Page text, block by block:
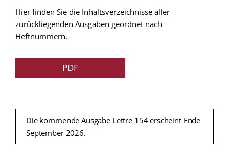
Hier finden Sie die Inhaltsverzeichnisse aller
zurückliegenden Ausgaben geordnet nach
Heftnummern.
PDF
Die kommende Ausgabe Lettre 154 erscheint Ende
September 2026.